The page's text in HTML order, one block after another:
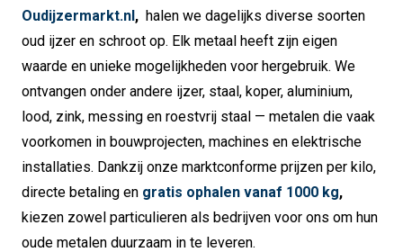
Oudijzermarkt.nl, halen we dagelijks diverse soorten
oud ijzer en schroot op. Elk metaal heeft zijn eigen
waarde en unieke mogelijkheden voor hergebruik. We
ontvangen onder andere ijzer, staal, koper, aluminium,
lood, zink, messing en roestvrij staal — metalen die vaak
voorkomen in bouwprojecten, machines en elektrische
installaties. Dankzij onze marktconforme prijzen per kilo,
directe betaling en gratis ophalen vanaf 1000 kg,
kiezen zowel particulieren als bedrijven voor ons om hun
oude metalen duurzaam in te leveren.